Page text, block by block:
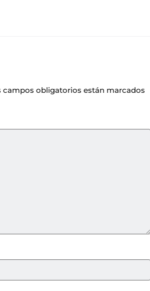
campos obligatorios están marcados